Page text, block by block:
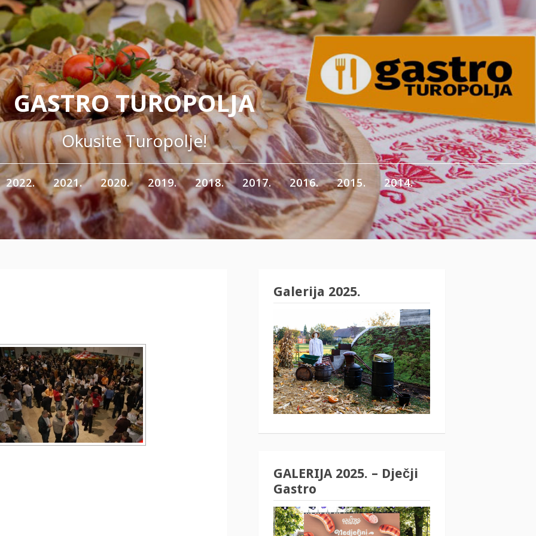
GASTRO TUROPOLJA
Okusite Turopolje!
2022. 2021. 2020. 2019. 2018. 2017. 2016. 2015. 2014.
Galerija 2025.
GALERIJA 2025. – Dječji
Gastro